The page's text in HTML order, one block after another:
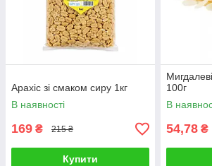
Арахіс зі смаком сиру 1кг
В наявності
169 ₴ 215 ₴
Купити
100г
В
54,78 ₴